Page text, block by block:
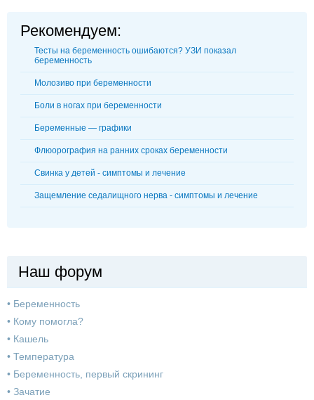
Рекомендуем:
Тесты на беременность ошибаются? УЗИ показал
беременность
Молозиво при беременности
Боли в ногах при беременности
Беременные — графики
Флюорография на ранних сроках беременности
Свинка у детей - симптомы и лечение
Защемление седалищного нерва - симптомы и лечение
Наш форум
• Беременность
• Кому помогла?
• Кашель
• Температура
• Беременность, первый скрининг
• Зачатие